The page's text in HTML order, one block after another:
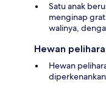
Satu anak
menginap
walinya,
Hewan
Hewan
diperkenankan